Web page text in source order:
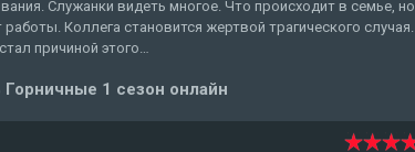
Служанки видеть многое. Что происходит в семье, но
Коллега становится жертвой трагического случая.
причиной этого…
1 сезон онлайн